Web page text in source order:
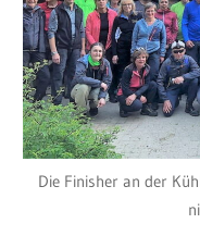
Die Finisher an der